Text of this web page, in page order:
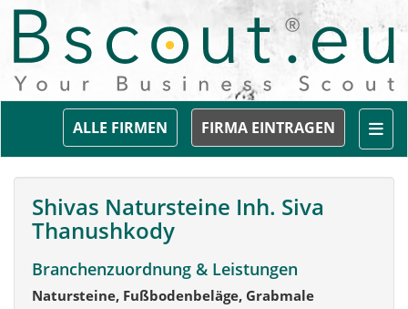
FIRMA EINTRAGEN
ALLE FIRMEN
Shivas Natursteine Inh. Siva
Thanushkody
Branchenzuordnung & Leistungen
Natursteine, Fußbodenbeläge, Grabmale